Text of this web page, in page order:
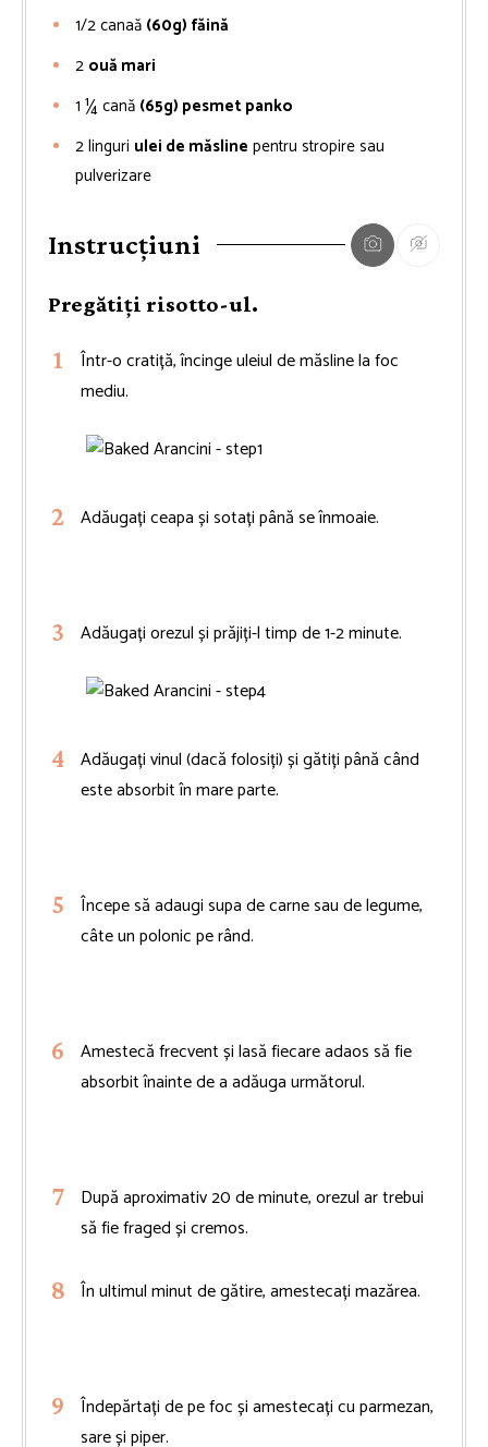
1/2canaă (60g) făină
2 ouă mari
1 ¼cană (65g) pesmet panko
2linguri ulei de măsline pentru stropire sau
pulverizare
Instrucțiuni
Pregătiți risotto-ul.
Într-o cratiță, încinge uleiul de măsline la foc
mediu.
Adăugați ceapa și sotați până se înmoaie.
Adăugați orezul și prăjiți-l timp de 1-2 minute.
Adăugați vinul (dacă folosiți) și gătiți până când
este absorbit în mare parte.
Începe să adaugi supa de carne sau de legume,
câte un polonic pe rând.
Amestecă frecvent și lasă fiecare adaos să fie
absorbit înainte de a adăuga următorul.
După aproximativ 20 de minute, orezul ar trebui
să fie fraged și cremos.
În ultimul minut de gătire, amestecați mazărea.
Îndepărtați de pe foc și amestecați cu parmezan,
sare și piper.